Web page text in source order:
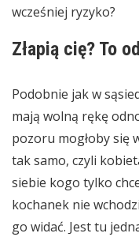
wcześniej ryzyko?
Złapią cię? To
Podobnie jak w
mają wolną rękę
pozoru mogłoby się
tak samo, czyli
siebie kogo tylko
kochanek nie
go widać. Jest tu